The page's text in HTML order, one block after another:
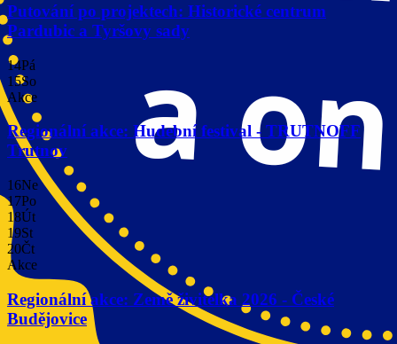
Putování po projektech: Historické centrum
Pardubic a Tyršovy sady
14Pá
15So
Akce
Regionální akce: Hudební festival - TRUTNOFF
Trutnov
16Ne
17Po
18Út
19St
20Čt
Akce
Regionální akce: Země živitelka 2026 - České
Budějovice